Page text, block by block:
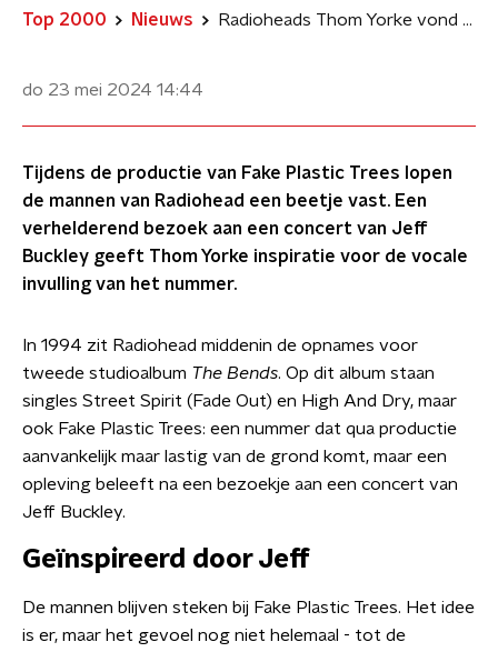
Top 2000 Nieuws Radioheads Thom Yorke vond zijn stemgeluid in Fake Plastic Trees door Jeff Buckley
do 23 mei 2024 14:44
Tijdens de productie van Fake Plastic Trees lopen
de mannen van Radiohead een beetje vast. Een
verhelderend bezoek aan een concert van Jeff
Buckley geeft Thom Yorke inspiratie voor de vocale
invulling van het nummer.
In 1994 zit Radiohead middenin de opnames voor
tweede studioalbum The Bends. Op dit album staan
singles Street Spirit (Fade Out) en High And Dry, maar
ook Fake Plastic Trees: een nummer dat qua productie
aanvankelijk maar lastig van de grond komt, maar een
opleving beleeft na een bezoekje aan een concert van
Jeff Buckley.
Geïnspireerd door Jeff
De mannen blijven steken bij Fake Plastic Trees. Het idee
is er, maar het gevoel nog niet helemaal - tot de